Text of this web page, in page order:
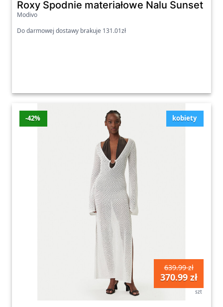
Bonprix
Ostatnia aktualizacja promocji: czwartek,
Roxy Spodnie materiałowe Nalu Sunset
Modivo
Do darmowej dostawy brakuje 131.01zł
kobiety
-42%
639.99 zł
370.99 zł
szt